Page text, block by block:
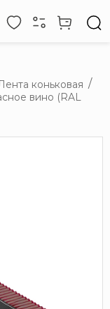
коньковая
вино (RAL